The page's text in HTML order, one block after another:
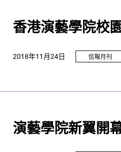
香港演藝學院校
信報月刊
2018年11月24日
演藝學院新翼開